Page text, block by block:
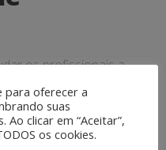
os profissionais a
de adaptação
no ambiente de
preparados para
manter um
para oferecer a
suas
clicar em “Aceitar”,
os cookies.